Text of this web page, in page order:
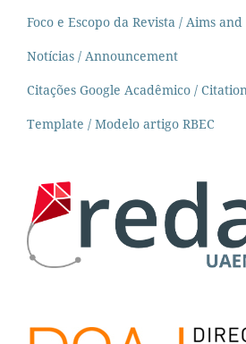
Foco e Escopo da Revista / Aims and
Notícias / Announcement
Citações Google Acadêmico /
Template / Modelo artigo RBEC